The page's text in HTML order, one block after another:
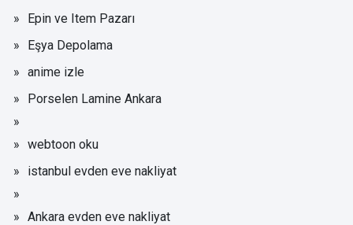
Epin ve Item Pazarı
Eşya Depolama
anime izle
Porselen Lamine Ankara
webtoon oku
istanbul evden eve nakliyat
Ankara evden eve nakliyat